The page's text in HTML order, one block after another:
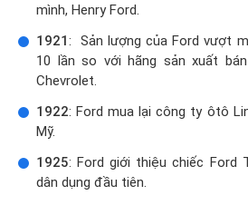
mình, Henry Ford.
1921: Sản lượng của Ford vượt
10 lần so với hãng sản xuất
Chevrolet.
1922: Ford mua lại công ty ôtô
Mỹ.
1925: Ford giới thiệu chiếc Ford
dân dụng đầu tiên.